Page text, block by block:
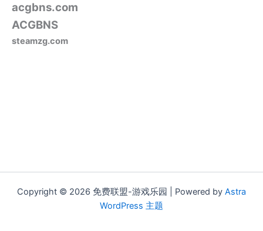
acgbns.com
ACGBNS
steamzg.com
Copyright © 2026 免费联盟-游戏乐园 | Powered by Astra
WordPress 主题